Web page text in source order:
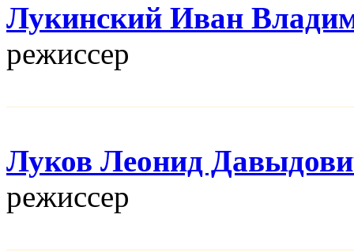
Лукинский Иван
режисcер
Луков Леонид
режисcер